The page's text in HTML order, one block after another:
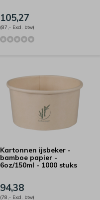
105,27
(87,- Excl. btw)
Kartonnen ijsbeker -
bamboe papier -
6oz/150ml - 1000 stuks
94,38
(78,- Excl. btw)